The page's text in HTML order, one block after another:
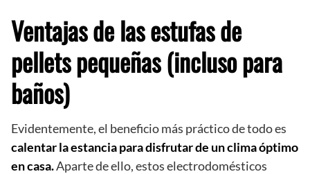
Ventajas de las estufas de
pellets pequeñas (incluso para
baños)
Evidentemente, el beneficio más práctico de todo es
calentar la estancia para disfrutar de un clima óptimo
en casa.Aparte de ello, estos electrodomésticos